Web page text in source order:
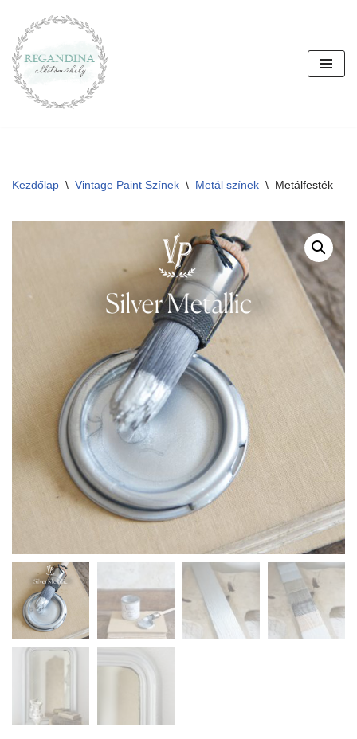
Skip
to
content
Kezdőlap \ Vintage Paint Színek \ Metál színek \ Metálfesték –